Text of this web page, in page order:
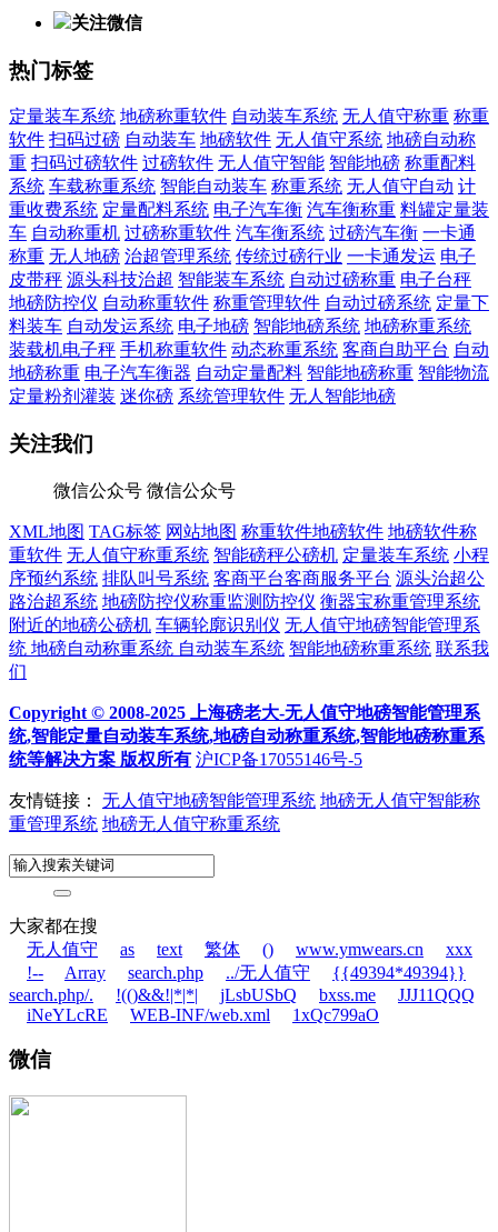
关注微信
热门标签
定量装车系统 地磅称重软件 自动装车系统 无人值守称重 称重
软件 扫码过磅 自动装车 地磅软件 无人值守系统 地磅自动称
重 扫码过磅软件 过磅软件 无人值守智能 智能地磅 称重配料
系统 车载称重系统 智能自动装车 称重系统 无人值守自动 计
重收费系统 定量配料系统 电子汽车衡 汽车衡称重 料罐定量装
车 自动称重机 过磅称重软件 汽车衡系统 过磅汽车衡 一卡通
称重 无人地磅 治超管理系统 传统过磅行业 一卡通发运 电子
皮带秤 源头科技治超 智能装车系统 自动过磅称重 电子台秤
地磅防控仪 自动称重软件 称重管理软件 自动过磅系统 定量下
料装车 自动发运系统 电子地磅 智能地磅系统 地磅称重系统
装载机电子秤 手机称重软件 动态称重系统 客商自助平台 自动
地磅称重 电子汽车衡器 自动定量配料 智能地磅称重 智能物流
定量粉剂灌装 迷你磅 系统管理软件 无人智能地磅
关注我们
微信公众号 微信公众号
XML地图 TAG标签 网站地图 称重软件地磅软件 地磅软件称
重软件 无人值守称重系统 智能磅秤公磅机 定量装车系统 小程
序预约系统 排队叫号系统 客商平台客商服务平台 源头治超公
路治超系统 地磅防控仪称重监测防控仪 衡器宝称重管理系统
附近的地磅公磅机 车辆轮廓识别仪 无人值守地磅智能管理系
统 地磅自动称重系统 自动装车系统 智能地磅称重系统 联系我
们
Copyright © 2008-2025 上海磅老大-无人值守地磅智能管理系
统,智能定量自动装车系统,地磅自动称重系统,智能地磅称重系
统等解决方案 版权所有 沪ICP备17055146号-5
友情链接： 无人值守地磅智能管理系统 地磅无人值守智能称
重管理系统 地磅无人值守称重系统
大家都在搜
无人值守
as text 繁体 () www.ymwears.cn
xxx
!--
Array search.php ../无人值守
{{49394*49394}}
search.php/.
!(()&&!|*|*| jLsbUSbQ bxss.me
JJJ11QQQ
iNeYLcRE
WEB-INF/web.xml 1xQc799aO
微信